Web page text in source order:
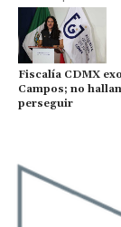
Fiscalía CDMX
Campos; no
perseguir